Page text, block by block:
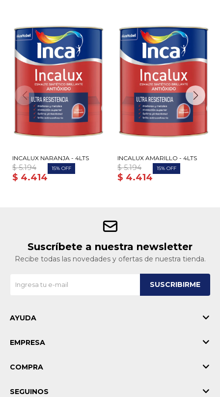
INCALUX NARANJA - 4LTS
$ 4.414
$ 5.194 15
INCALUX AMARILLO - 4LTS
$ 4.414
$ 5.194 15
Suscríbete a nuestra newsletter
Recibe todas las novedades y ofertas de nuestra tienda.
SUSCRIBIRME
AYUDA
EMPRESA
COMPRA
SEGUINOS